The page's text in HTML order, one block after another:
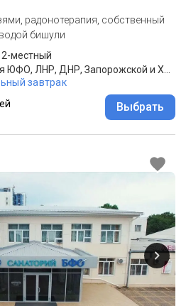
радонотерапия, собственный
бишули
местный
завтрак
Выбрать